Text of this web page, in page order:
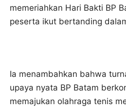
memeriahkan Hari Bakti BP
peserta ikut bertanding
Ia menambahkan bahwa
upaya nyata BP Batam
memajukan olahraga tenis